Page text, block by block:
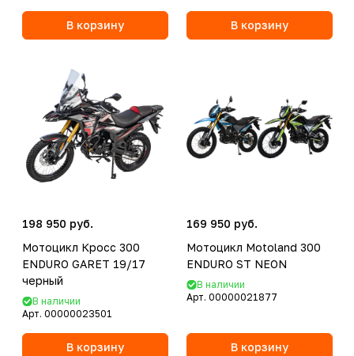
В корзину В корзину
198 950 руб.
Мотоцикл Кросс 300
ENDURO GARET 19/17
черный
В наличии
Арт. 00000023501
В корзину
169 950 руб.
Мотоцикл Motoland 300
ENDURO ST NEON
В наличии
Арт. 00000021877
В корзину